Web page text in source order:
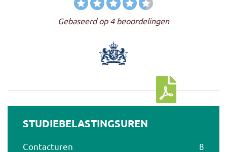
Gebaseerd op 4 beoordelingen
Download cursus
STUDIEBELASTINGSUREN
Contacturen
8